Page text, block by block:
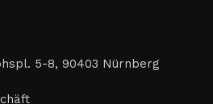
5-8, 90403 Nürnberg